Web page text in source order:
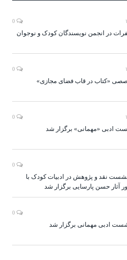
در انجمن نویسندگان کودک و نوجوان
«کتاب در قاب فضای مجازی»
ادبی «مهمانی» برگزار شد
نقد و پژوهش در ادبیات کودک با
آثار حسن پارسایی برگزار شد
ادبی مهمانی برگزار شد